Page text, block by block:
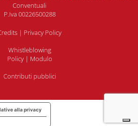
Conventuali
P.Iva 00226500288
| Privacy Policy
Whistleblowing
Policy| Modulo
Contributi pubblici
alla privacy